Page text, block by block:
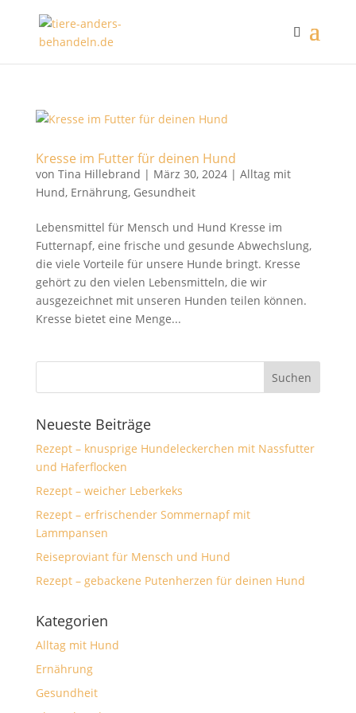
Kresse im Futter für deinen Hund
von Tina Hillebrand | März 30, 2024| Alltag mit
Hund, Ernährung, Gesundheit
Lebensmittel für Mensch und Hund Kresse im
Futternapf, eine frische und gesunde Abwechslung,
die viele Vorteile für unsere Hunde bringt. Kresse
gehört zu den vielen Lebensmitteln, die wir
ausgezeichnet mit unseren Hunden teilen können.
Kresse bietet eine Menge...
Neueste Beiträge
Rezept – knusprige Hundeleckerchen mit Nassfutter
und Haferflocken
Rezept – weicher Leberkeks
Rezept – erfrischender Sommernapf mit
Lammpansen
Reiseproviant für Mensch und Hund
Rezept – gebackene Putenherzen für deinen Hund
Kategorien
Alltag mit Hund
Ernährung
Gesundheit